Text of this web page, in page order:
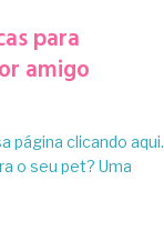
para
amigo
página clicando aqui.
o seu pet? Uma